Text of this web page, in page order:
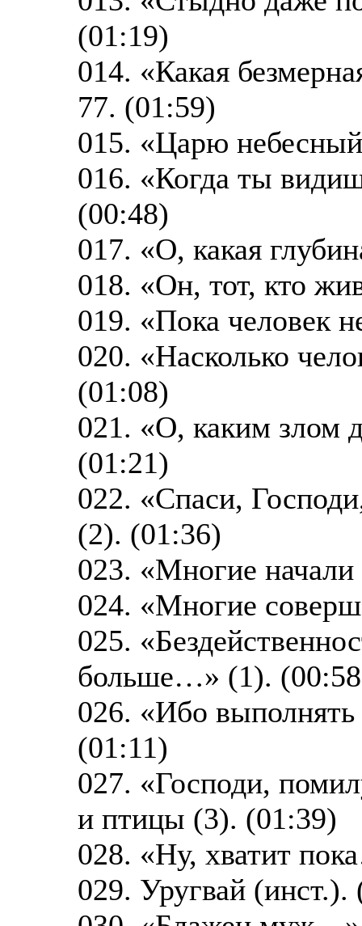
(01:19)
014. «Какая
77. (01:59)
015. «Царю
016. «Когда ты
(00:48)
017. «О, какая
018. «Он, тот, кто
019. «Пока человек
020. «Насколько
(01:08)
021. «О, каким злом
(01:21)
022. «Спаси,
(2). (01:36)
023. «Многие
024. «Многие
025.
больше…» (1).
026. «Ибо
(01:11)
027. «Господи,
и птицы (3). (01:39)
028. «Ну, хватит
029. Уругвай (инст.).